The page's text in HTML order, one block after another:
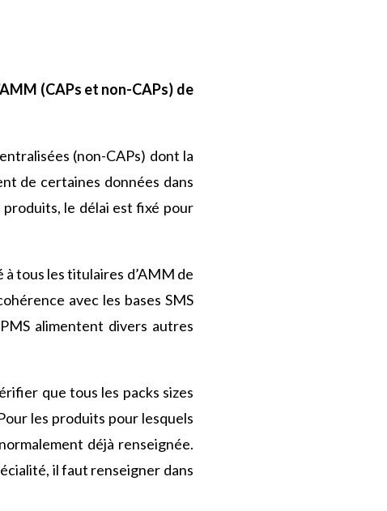
(CAPs et non-CAPs) de
(non-CAPs) dont la
de certaines données dans
produits, le délai est fixé pour
tous les titulaires d’AMM de
avec les bases SMS
alimentent divers autres
que tous les packs sizes
les produits pour lesquels
déjà renseignée.
il faut renseigner dans